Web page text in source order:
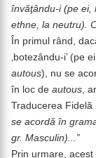
învăţându-i (pe ei,
ethne, la neutru).
În primul rând,
‚botezându-i’ (pe
autous), nu se
în loc de autous,
Traducerea
se acordă în
gr. Masculin)...”
Prin urmare,